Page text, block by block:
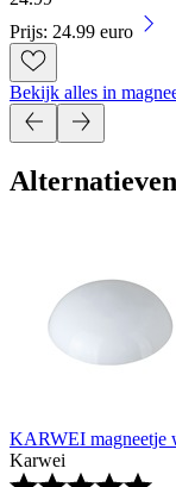
Prijs: 24.99 euro
Bekijk alles in
Alternatieven
KARWEI magneetje
Karwei